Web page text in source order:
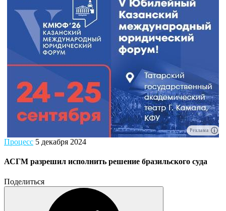
Реклама
Процесс 5 декабря 2024
АСГМ разрешил исполнить решение бразильского суда
Поделиться